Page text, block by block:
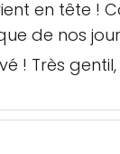
en tête
de nos
! Très